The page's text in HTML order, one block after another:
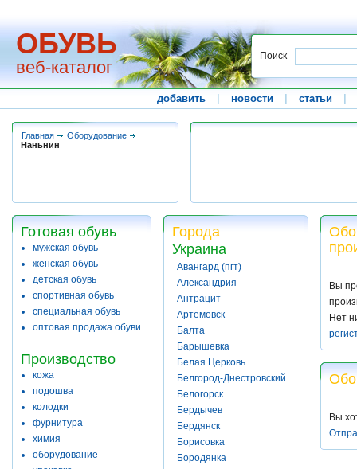
ОБУВЬ
веб-каталог
Поиск
добавить новости статьи
Главная
Оборудование
Наньнин
Готовая обувь
мужская обувь
женская обувь
детская обувь
спортивная обувь
специальная обувь
оптовая продажа обуви
Производство
кожа
подошва
колодки
фурнитура
химия
оборудование
Города
Украина
Авангард (пгт)
Александрия
Антрацит
Артемовск
Балта
Барышевка
Белая Церковь
Белгород-Днестровский
Белогорск
Бердычев
Бердянск
Борисовка
Бородянка
Вы
Нет
Вы